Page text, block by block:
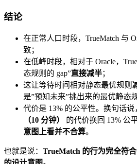
结论
在正常人口时段，TrueMatch 与
致；
在低峰时段，相对于 Oracle，
态规则的 gap”直接减半；
这让等待时间相对静态最优规则
是”预知未来”挑出来的最优静态
代价是 13% 的公平性。换句话说
（10 分钟）
的代价换回 13% 公平
意图上看并不合算。
也就是说： TrueMatch 的行为完全符